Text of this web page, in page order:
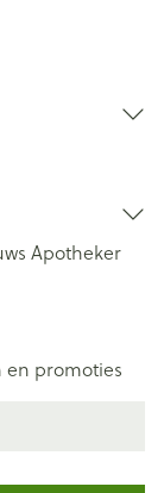
Apotheker
en promoties